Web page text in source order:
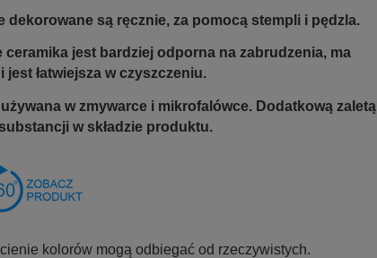
dekorowane są ręcznie, za pomocą stempli i pędzla.
ceramika jest bardziej odporna na zabrudzenia, ma
łatwiejsza w czyszczeniu.
w zmywarce i mikrofalówce. Dodatkową zaletą
w składzie produktu.
kolorów mogą odbiegać od rzeczywistych.